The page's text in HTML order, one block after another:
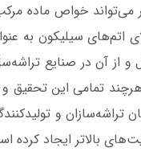
می‌تواند خواص ماده
اتم‌‌های سیلیکون به
و از آن در صنایع
تمامی این
تراشه‌سازان و
بالاتر ایجاد کرده